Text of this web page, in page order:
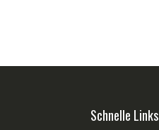
Schnelle Links